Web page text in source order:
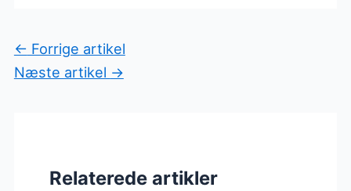
← Forrige artikel
Næste artikel →
Relaterede artikler